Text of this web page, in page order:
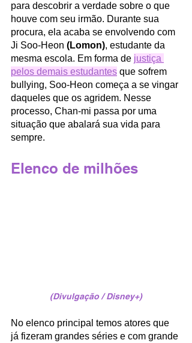
para descobrir a verdade sobre o que
houve com seu irmão. Durante sua
procura, ela acaba se envolvendo com
Ji Soo-Heon (Lomon), estudante da
mesma escola. Em forma de justiça
pelos demais estudantes que sofrem
bullying, Soo-Heon começa a se vingar
daqueles que os agridem. Nesse
processo, Chan-mi passa por uma
situação que abalará sua vida para
sempre.
Elenco de milhões
(Divulgação / Disney+)
No elenco principal temos atores que
já fizeram grandes séries e com grande